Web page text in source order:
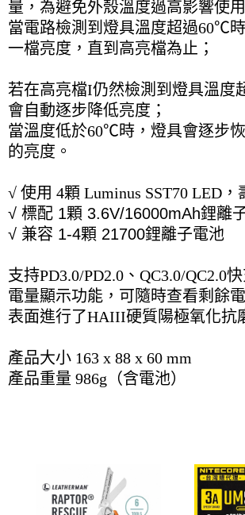
量，為避免外殼溫度過高影響使
當電路檢測到燈具溫度超過60℃
一檔亮度，直到高亮檔為止；
若在高亮檔I仍然檢測到燈具溫度
會自動逐步降低亮度；
當溫度低於60℃時，燈具會逐步
的亮度。
√ 使用 4顆 Luminus SST70 LED，
√ 標配 1顆 3.6V/16000mAh鋰離
√ 兼容 1-4顆 21700鋰離子電池
支持PD3.0/PD2.0、QC3.0/QC2.0
電量顯示功能，可隨時查看剩餘
表面進行了HAIII硬質陽極氧化抗
產品大小 163 x 88 x 60 mm
產品重量 986g（含電池）